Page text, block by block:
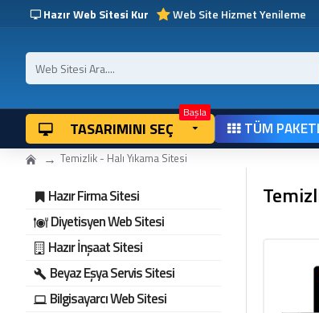
Hazır Web Sitesi Kur Web Site Hizmet Yenileme
TASARIMINI SEÇ
Başla
TÜM
Temizlik - Halı Yıkama Sitesi
Hazır Firma Sitesi
Diyetisyen Web Sitesi
Hazır İnşaat Sitesi
Beyaz Eşya Servis Sitesi
Bilgisayarcı Web Sitesi